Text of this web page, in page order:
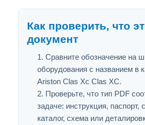
Как проверить, что
документ
Сравните обозначение на
оборудования с названием в
Ariston Clas Xc Clas XC.
Проверьте, что тип PDF
задаче: инструкция, паспорт,
каталог, схема или